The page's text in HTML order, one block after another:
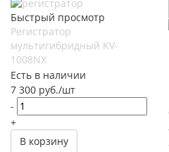
Быстрый просмотр
Регистратор
мультигибридный KV-
1008NX
Есть в наличии
7 300 руб./шт
-
+
В корзину